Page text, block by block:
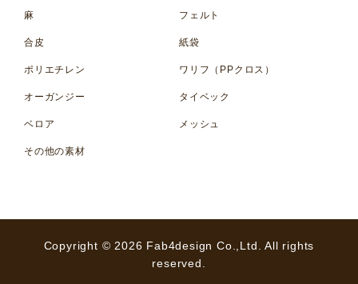
麻 フェルト
合皮 紙袋
ポリエチレン ワリフ（PPクロス）
オーガンジー タイベック
ベロア メッシュ
その他の素材
Copyright © 2026 Fab4design Co.,Ltd. All rights
reserved.